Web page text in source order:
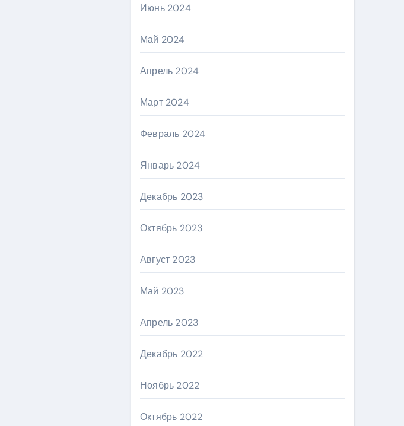
Июнь 2024
Май 2024
Апрель 2024
Март 2024
Февраль 2024
Январь 2024
Декабрь 2023
Октябрь 2023
Август 2023
Май 2023
Апрель 2023
Декабрь 2022
Ноябрь 2022
Октябрь 2022